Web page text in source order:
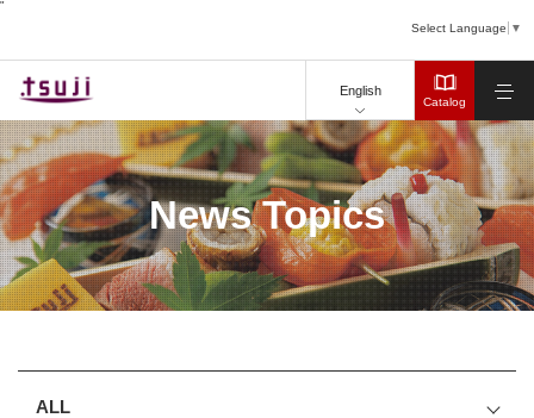
"
English
Select Language ▼
Catalog
News Topics
ALL